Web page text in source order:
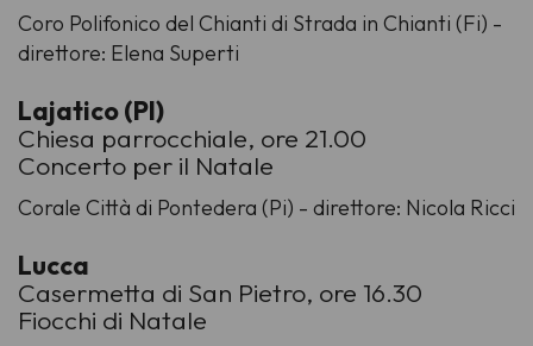
Coro Polifonico del Chianti di Strada in Chianti (Fi) -
direttore: Elena Superti
Lajatico (PI)
Chiesa parrocchiale, ore 21.00
Concerto per il Natale
Corale Città di Pontedera (Pi) - direttore: Nicola Ricci
Lucca
Casermetta di San Pietro, ore 16.30
Fiocchi di Natale